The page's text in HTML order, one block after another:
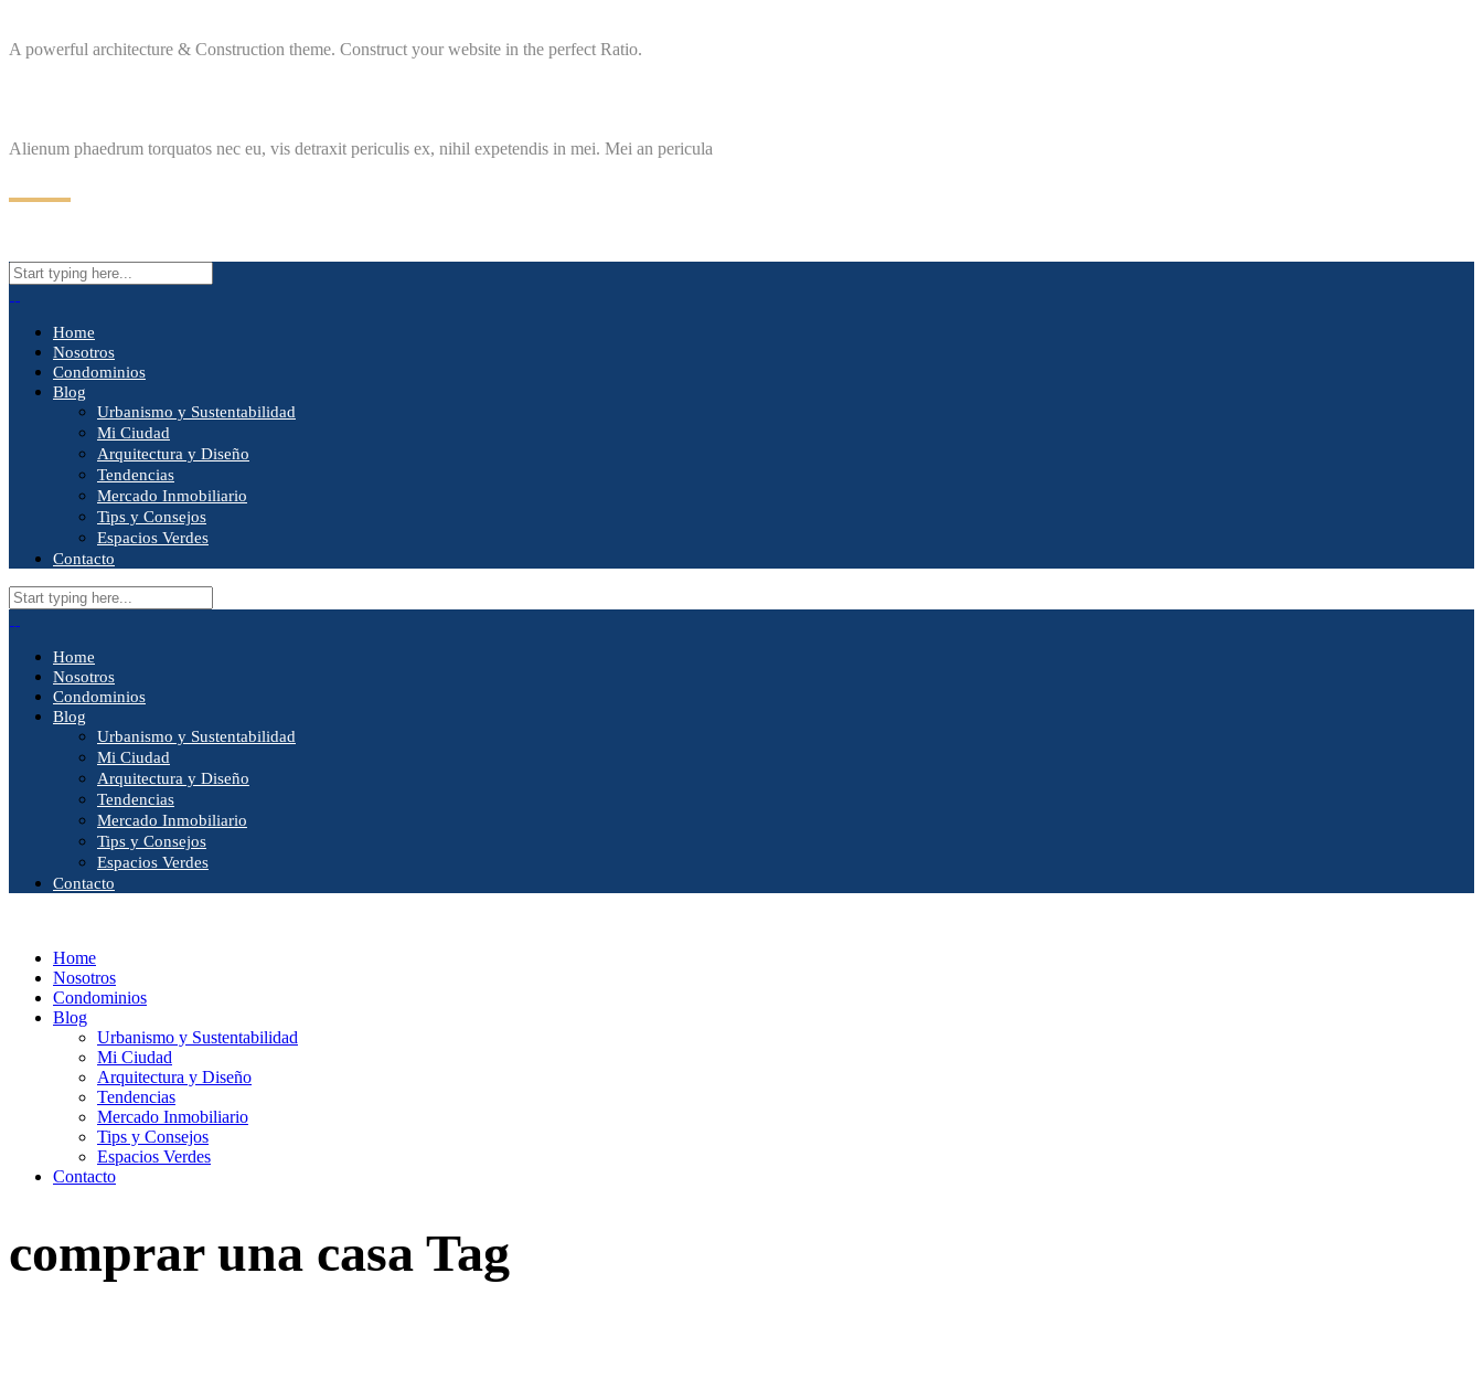
A powerful architecture & Construction theme. Construct your website in the perfect Ratio.
Alienum phaedrum torquatos nec eu, vis detraxit periculis ex, nihil expetendis in mei. Mei an pericula
Home
Nosotros
Condominios
Blog
Urbanismo y Sustentabilidad
Mi Ciudad
Arquitectura y Diseño
Tendencias
Mercado Inmobiliario
Tips y Consejos
Espacios Verdes
Contacto
Home
Nosotros
Condominios
Blog
Urbanismo y Sustentabilidad
Mi Ciudad
Arquitectura y Diseño
Tendencias
Mercado Inmobiliario
Tips y Consejos
Espacios Verdes
Contacto
Home
Nosotros
Condominios
Blog
Urbanismo y Sustentabilidad
Mi Ciudad
Arquitectura y Diseño
Tendencias
Mercado Inmobiliario
Tips y Consejos
Espacios Verdes
Contacto
comprar una casa Tag